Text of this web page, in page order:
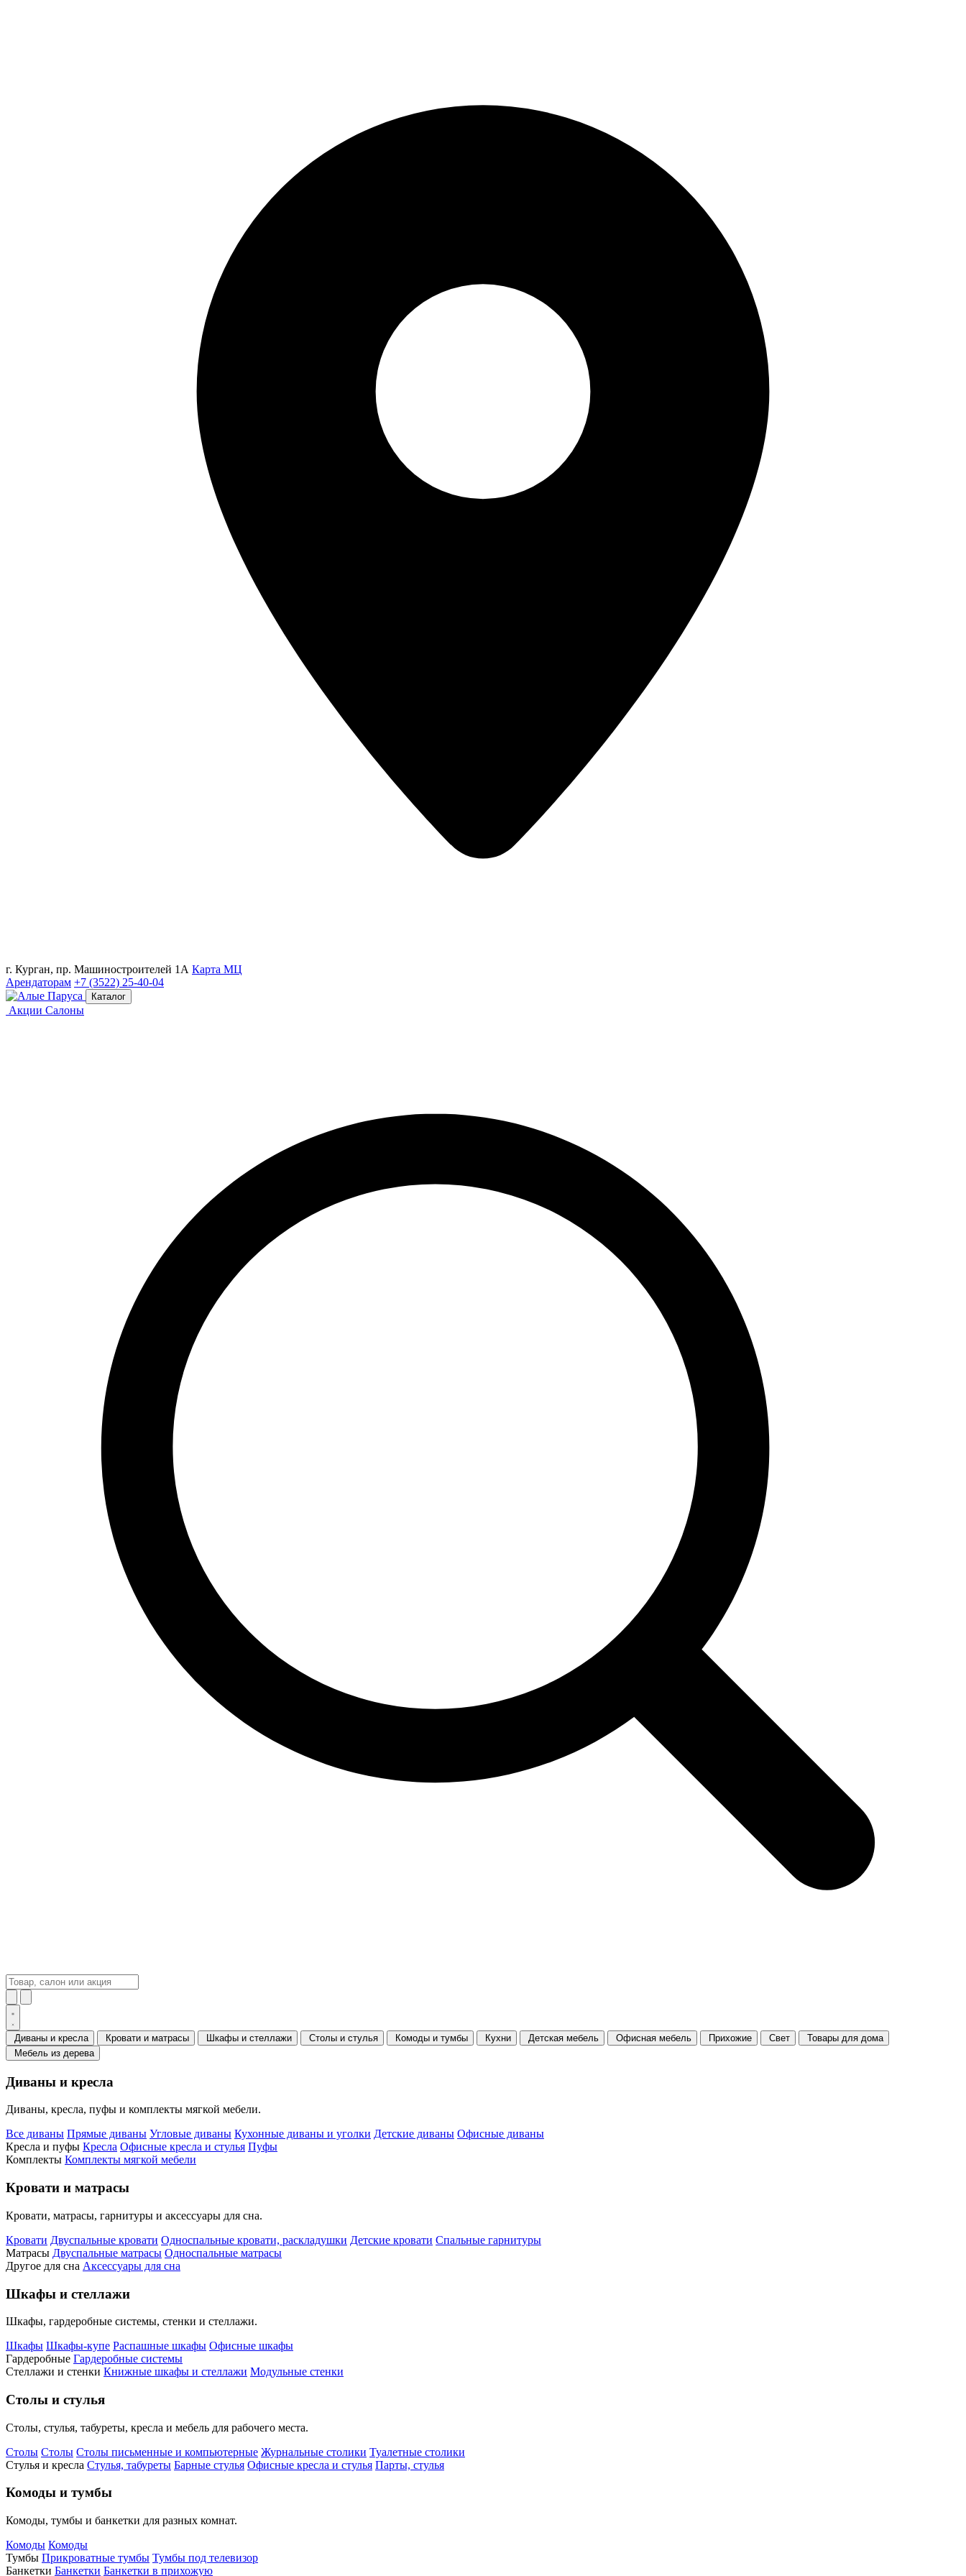
г. Курган, пр. Машиностроителей 1А Карта МЦ
Арендаторам +7 (3522) 25-40-04
Каталог
Акции Салоны
Диваны и кресла Кровати и матрасы Шкафы и стеллажи Столы и стулья Комоды и тумбы Кухни Детская мебель Офисная мебель Прихожие Свет
Товары для дома
Мебель из дерева
Диваны и кресла
Диваны, кресла, пуфы и комплекты мягкой мебели.
Все диваны Прямые диваны Угловые диваны Кухонные диваны и уголки Детские диваны Офисные диваны
Кресла и пуфы Кресла Офисные кресла и стулья Пуфы
Комплекты Комплекты мягкой мебели
Кровати и матрасы
Кровати, матрасы, гарнитуры и аксессуары для сна.
Кровати Двуспальные кровати Односпальные кровати, раскладушки Детские кровати Спальные гарнитуры
Матрасы Двуспальные матрасы Односпальные матрасы
Другое для сна Аксессуары для сна
Шкафы и стеллажи
Шкафы, гардеробные системы, стенки и стеллажи.
Шкафы Шкафы-купе Распашные шкафы Офисные шкафы
Гардеробные Гардеробные системы
Стеллажи и стенки Книжные шкафы и стеллажи Модульные стенки
Столы и стулья
Столы, стулья, табуреты, кресла и мебель для рабочего места.
Столы Столы Столы письменные и компьютерные Журнальные столики Туалетные столики
Стулья и кресла Стулья, табуреты Барные стулья Офисные кресла и стулья Парты, стулья
Комоды и тумбы
Комоды, тумбы и банкетки для разных комнат.
Комоды Комоды
Тумбы Прикроватные тумбы Тумбы под телевизор
Банкетки Банкетки Банкетки в прихожую